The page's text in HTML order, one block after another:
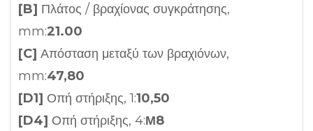
[B] Πλάτος / βραχίονας συγκράτησης,
mm:21.00
[C] Απόσταση μεταξύ των βραχιόνων,
mm:47,80
[D1] Οπή στήριξης, 1:10,50
[D4] Οπή στήριξης, 4:Μ8